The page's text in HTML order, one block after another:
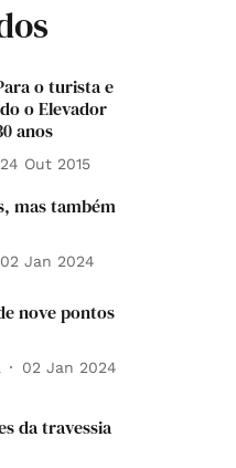
o turista e
o Elevador
anos
24 Out 2015
mas também
02 Jan 2024
nove pontos
02 Jan 2024
da travessia